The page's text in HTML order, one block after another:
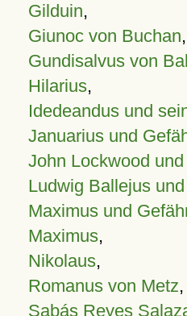
Gilduin,
Giunoc von Buchan,
Gundisalvus von
Hilarius,
Idedeandus und
Januarius und
John Lockwood
Ludwig Ballejus
Maximus und
Maximus,
Nikolaus,
Romanus von Metz,
Sabás Reyes